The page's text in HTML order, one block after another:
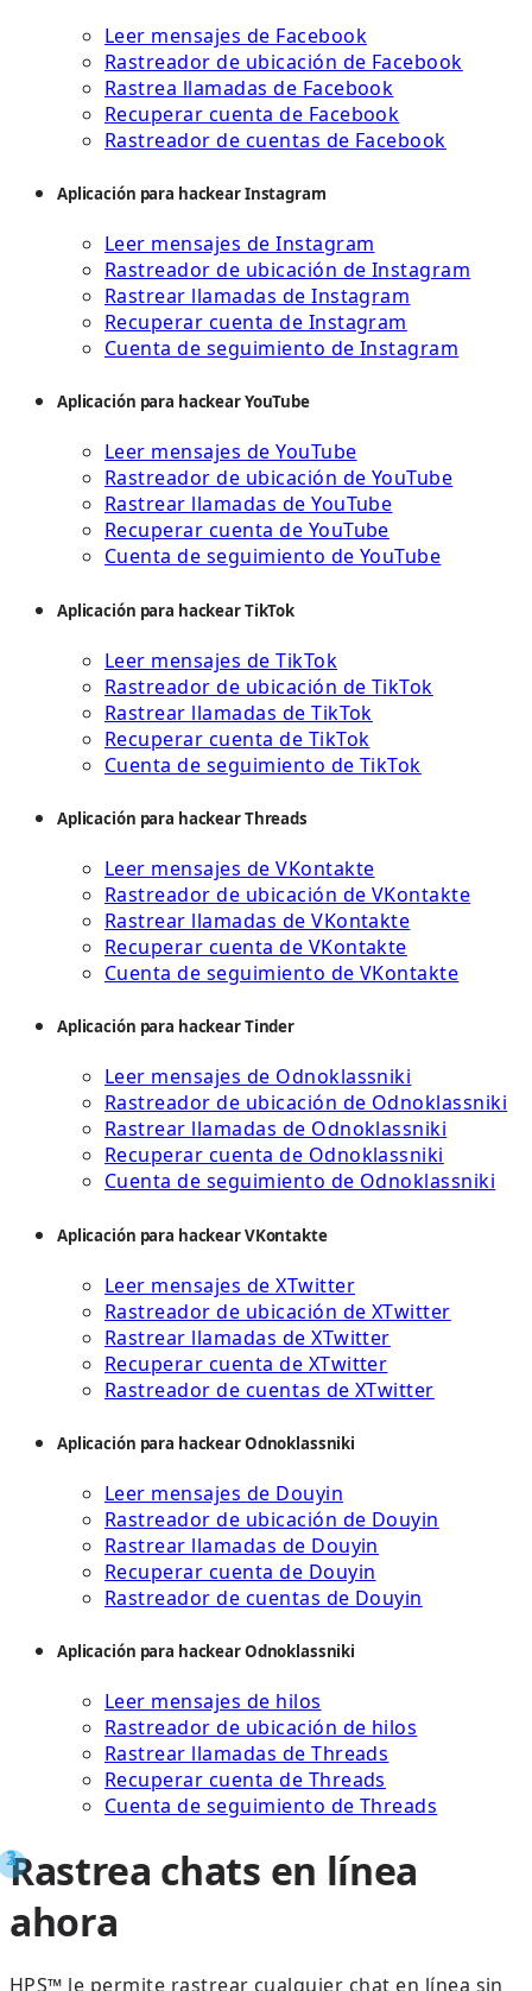
Leer mensajes de Facebook
Rastreador de ubicación de Facebook
Rastrea llamadas de Facebook
Recuperar cuenta de Facebook
Rastreador de cuentas de Facebook
Aplicación para hackear Instagram
Leer mensajes de Instagram
Rastreador de ubicación de Instagram
Rastrear llamadas de Instagram
Recuperar cuenta de Instagram
Cuenta de seguimiento de Instagram
Aplicación para hackear YouTube
Leer mensajes de YouTube
Rastreador de ubicación de YouTube
Rastrear llamadas de YouTube
Recuperar cuenta de YouTube
Cuenta de seguimiento de YouTube
Aplicación para hackear TikTok
Leer mensajes de TikTok
Rastreador de ubicación de TikTok
Rastrear llamadas de TikTok
Recuperar cuenta de TikTok
Cuenta de seguimiento de TikTok
Aplicación para hackear Threads
Leer mensajes de VKontakte
Rastreador de ubicación de VKontakte
Rastrear llamadas de VKontakte
Recuperar cuenta de VKontakte
Cuenta de seguimiento de VKontakte
Aplicación para hackear Tinder
Leer mensajes de Odnoklassniki
Rastreador de ubicación de Odnoklassniki
Rastrear llamadas de Odnoklassniki
Recuperar cuenta de Odnoklassniki
Cuenta de seguimiento de Odnoklassniki
Aplicación para hackear VKontakte
Leer mensajes de XTwitter
Rastreador de ubicación de XTwitter
Rastrear llamadas de XTwitter
Recuperar cuenta de XTwitter
Rastreador de cuentas de XTwitter
Aplicación para hackear Odnoklassniki
Leer mensajes de Douyin
Rastreador de ubicación de Douyin
Rastrear llamadas de Douyin
Recuperar cuenta de Douyin
Rastreador de cuentas de Douyin
Aplicación para hackear Odnoklassniki
Leer mensajes de hilos
Rastreador de ubicación de hilos
Rastrear llamadas de Threads
Recuperar cuenta de Threads
Cuenta de seguimiento de Threads
Rastrea chats en línea
ahora
HPS™ le permite rastrear cualquier chat en línea sin